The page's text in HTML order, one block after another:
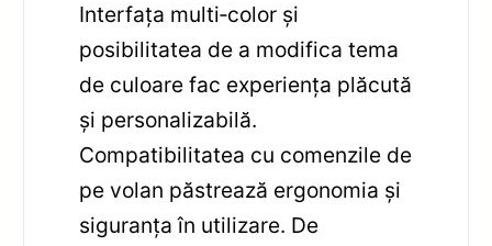
Interfața multi‑color și
posibilitatea de a modifica tema
de culoare fac experiența plăcută
și personalizabilă.
Compatibilitatea cu comenzile de
pe volan păstrează ergonomia și
siguranța în utilizare. De